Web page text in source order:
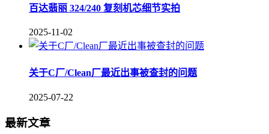
百达翡丽 324/240 复刻机芯细节实拍
2025-11-02
关于C厂/Clean厂最近出事被查封的问题
2025-07-22
最新文章